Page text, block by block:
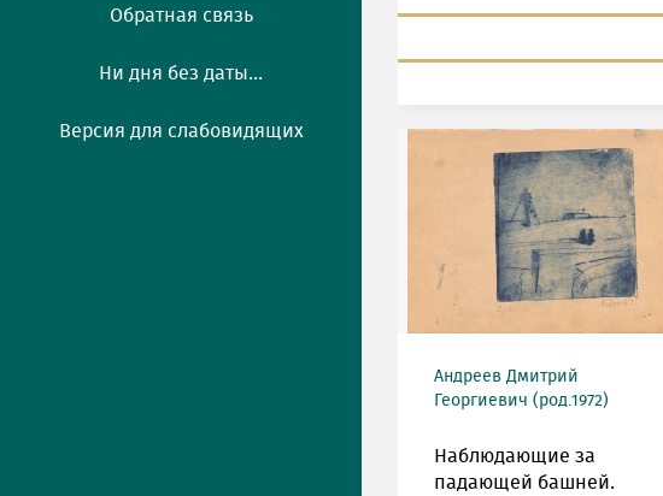
Обратная связь
Ни дня без даты...
Версия для слабовидящих
Андреев Дмитрий
Георгиевич (род.1972)
Наблюдающие за
падающей башней.